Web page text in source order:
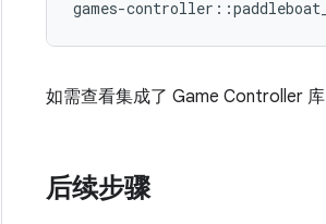
如需查看集成了 Game Controller
后续步骤